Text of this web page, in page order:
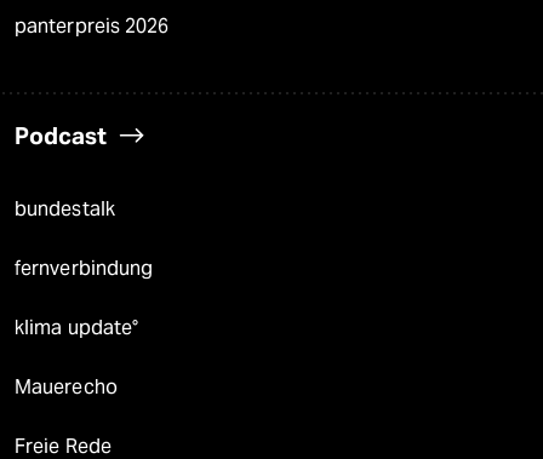
panterpreis 2026
Podcast
bundestalk
fernverbindung
klima update°
Mauerecho
Freie Rede